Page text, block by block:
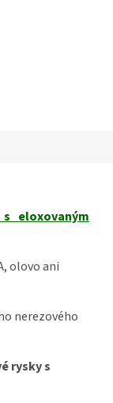
eloxovaným
olovo ani
nerezového
rysky s